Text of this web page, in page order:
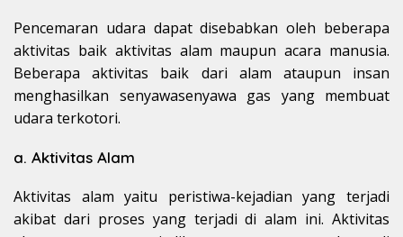
Pencemaran udara dapat disebabkan oleh beberapa
aktivitas baik aktivitas alam maupun acara manusia.
Beberapa aktivitas baik dari alam ataupun insan
menghasilkan senyawasenyawa gas yang membuat
udara terkotori.
a. Aktivitas Alam
Aktivitas alam yaitu peristiwa-kejadian yang terjadi
akibat dari proses yang terjadi di alam ini. Aktivitas